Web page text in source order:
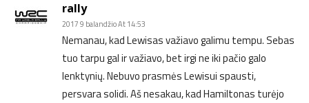
rally
2017 9 balandžio At 14:53
Nemanau, kad Lewisas važiavo galimu tempu. Sebas
tuo tarpu gal ir važiavo, bet irgi ne iki pačio galo
lenktynių. Nebuvo prasmės Lewisui spausti,
persvara solidi. Aš nesakau, kad Hamiltonas turėjo